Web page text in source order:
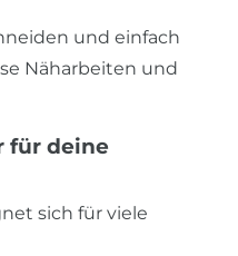
und einfach
Näharbeiten und
für deine
sich für viele